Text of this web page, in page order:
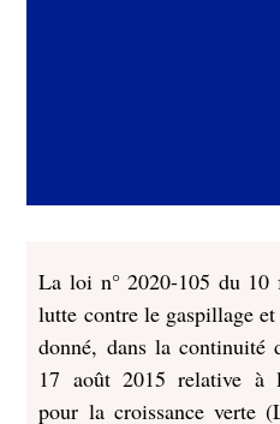
La loi n° 2020-105 du
lutte contre le gaspillage
donné, dans la
17 août 2015 relative à
pour la croissance verte